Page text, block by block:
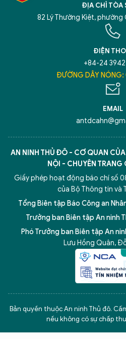
ĐỊA CHỈ TÒA
82 Lý Thường Kiệt, phường
ĐIỆN
+84-24 3942
ĐƯỜNG DÂY
EMAIL
AN NINH THỦ ĐÔ - CƠ QUAN
NỘI - CHUYÊN TRANG
Giấy phép hoạt động báo chí số
của Bộ Thông tin và
Tổng Biên tập Báo Công an
Trưởng ban Biên tập An ninh
Phó Trưởng ban Biên tập An
Lưu Hồng Quân,
Bản quyền thuộc An ninh Thủ đô.
nếu không có sự chấp
5 điểm nghẽn của Hà Nội